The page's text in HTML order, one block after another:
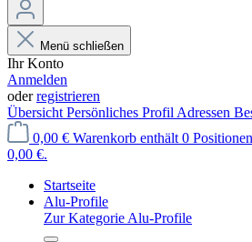
Menü schließen
Ihr Konto
Anmelden
oderregistrieren
Übersicht Persönliches Profil Adressen
0,00 € Warenkorb enthält 0
0,00 €.
Startseite
Alu-Profile
Zur Kategorie Alu-Profile